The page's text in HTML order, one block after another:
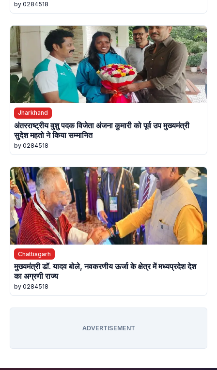
by 0284518
Jharkhand
अंतरराष्ट्रीय वुशु पदक विजेता अंजना कुमारी को पूर्व उप मुख्यमंत्री
सुदेश महतो ने किया सम्मानित
by 0284518
Chattisgarh
मुख्यमंत्री डॉ. यादव बोले, नवकरणीय ऊर्जा के क्षेत्र में मध्यप्रदेश देश
का अग्रणी राज्य
by 0284518
ADVERTISEMENT